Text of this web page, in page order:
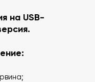
на USB-